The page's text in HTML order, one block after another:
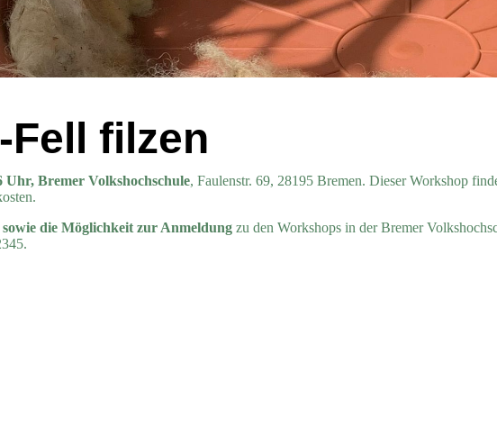
Fell filzen
Uhr, Bremer Volkshochschule, Faulenstr. 69, 28195 Bremen. Dieser Workshop
die Möglichkeit zur Anmeldung zu den Workshops in der Bremer